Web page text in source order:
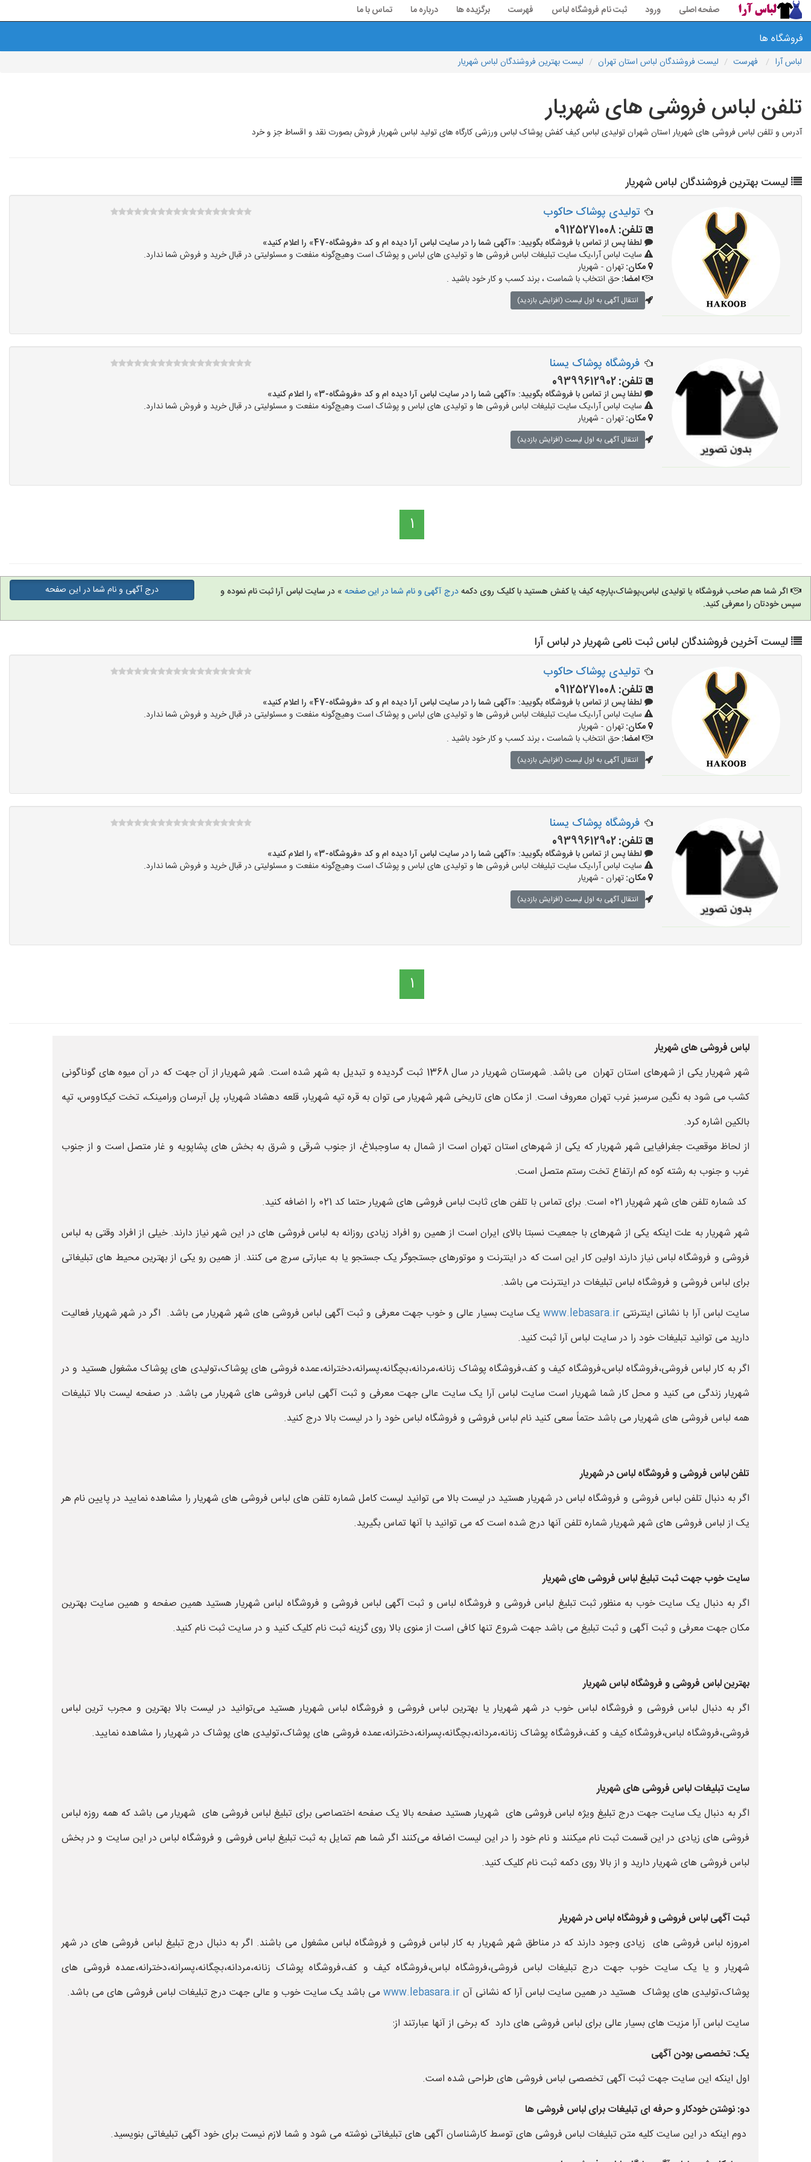
صفحه اصلی ورود ثبت نام فروشگاه لباس فهرست برگزیده ها درباره ما تماس با ما
فروشگاه ها
لباس آرا فهرست لیست فروشندگان لباس استان تهران لیست بهترین فروشندگان لباس شهریار
تلفن لباس فروشی های شهریار
آدرس و تلفن لباس فروشی های شهریار استان شهران تولیدی لباس کیف کفش پوشاک لباس ورزشی کارگاه های تولید لباس شهریار فروش بصورت نقد و اقساط جز و خرد
لیست بهترین فروشندگان لباس شهریار
تولیدی پوشاک حاکوب
تلفن: 09125271008
لطفا پس از تماس با فروشگاه بگویید: «آگهی شما را در سایت لباس آرا دیده ام و کد «فروشگاه-47» را اعلام کنید»
سایت لباس آرا،یک سایت تبلیغات لباس فروشی ها و تولیدی های لباس و پوشاک است وهیچ‌گونه منفعت و مسئولیتی در قبال خرید و فروش شما ندارد.
مکان:تهران - شهریار
امضا:حق انتخاب با شماست ، برند کسب و کار خود باشید .
انتقال آگهی به اول لیست (افزایش بازدید)
فروشگاه پوشاک یسنا
تلفن:09399612902
لطفا پس از تماس با فروشگاه بگویید: «آگهی شما را در سایت لباس آرا دیده ام و کد «فروشگاه-3» را اعلام کنید»
سایت لباس آرا،یک سایت تبلیغات لباس فروشی ها و تولیدی های لباس و پوشاک است وهیچ‌گونه منفعت و مسئولیتی در قبال خرید و فروش شما ندارد.
مکان:تهران - شهریار
انتقال آگهی به اول لیست (افزایش بازدید)
1
اگر شما هم صاحب فروشگاه یا تولیدی لباس،پوشاک،پارچه کیف یا کفش هستید با کلیک روی دکمهدرج آگهی و نام شما در این صفحه » در سایت لباس آرا ثبت نام نموده و
سپس خودتان را معرفی کنید.
درج آگهی و نام شما در این صفحه
لیست آخرین فروشندگان لباس ثبت نامی شهریار در لباس آرا
تولیدی پوشاک حاکوب
تلفن: 09125271008
لطفا پس از تماس با فروشگاه بگویید: «آگهی شما را در سایت لباس آرا دیده ام و کد «فروشگاه-47» را اعلام کنید»
سایت لباس آرا،یک سایت تبلیغات لباس فروشی ها و تولیدی های لباس و پوشاک است وهیچ‌گونه منفعت و مسئولیتی در قبال خرید و فروش شما ندارد.
مکان:تهران - شهریار
امضا:حق انتخاب با شماست ، برند کسب و کار خود باشید .
انتقال آگهی به اول لیست (افزایش بازدید)
فروشگاه پوشاک یسنا
تلفن:09399612902
لطفا پس از تماس با فروشگاه بگویید: «آگهی شما را در سایت لباس آرا دیده ام و کد «فروشگاه-3» را اعلام کنید»
سایت لباس آرا،یک سایت تبلیغات لباس فروشی ها و تولیدی های لباس و پوشاک است وهیچ‌گونه منفعت و مسئولیتی در قبال خرید و فروش شما ندارد.
مکان:تهران - شهریار
انتقال آگهی به اول لیست (افزایش بازدید)
1
لباس فروشی های شهریار
شهر شهریار یکی از شهرهای استان تهران می باشد. شهرستان شهریار در سال 1368 ثبت گردیده و تبدیل به شهر شده است. شهر شهریار از آن جهت که در آن میوه های گوناگونی
کشب می شود به نگین سرسبز غرب تهران معروف است. از مکان های تاریخی شهر شهریار می توان به قره تپه شهریار، قلعه دهشاد شهریار، پل آبرسان ورامینک، تخت کیکاووس، تپه
بالکین اشاره کرد.
از لحاظ موقعیت جغرافیایی شهر شهریار که یکی از شهرهای استان تهران است از شمال به ساوجبلاغ، از جنوب شرقی و شرق به بخش های پشاپویه و غار متصل است و از جنوب
غرب و جنوب به رشته کوه کم ارتفاع تخت رستم متصل است.
کد شماره تلفن های شهر شهریار 021 است. برای تماس با تلفن های ثابت لباس فروشی های شهریار حتما کد 021 را اضافه کنید.
شهر شهریار به علت اینکه یکی از شهرهای با جمعیت نسبتا بالای ایران است از همین رو افراد زیادی روزانه به لباس فروشی های در این شهر نیاز دارند. خیلی از افراد وقتی به لباس
فروشی و فروشگاه لباس نیاز دارند اولین کار این است که در اینترنت و موتورهای جستجوگر یک جستجو یا به عبارتی سرچ می کنند. از همین رو یکی از بهترین محیط های تبلیغاتی
برای لباس فروشی و فروشگاه لباس تبلیغات در اینترنت می باشد.
سایت لباس آرا با نشانی اینترنتی www.lebasara.ir یک سایت بسیار عالی و خوب جهت معرفی و ثبت آگهی لباس فروشی های شهر شهریار می باشد. اگر در شهر شهریار فعالیت
دارید می توانید تبلیغات خود را در سایت لباس آرا ثبت کنید.
اگر به کار لباس فروشی،فروشگاه لباس،فروشگاه کیف و کف،فروشگاه پوشاک زنانه،مردانه،بچگانه،پسرانه،دخترانه،عمده فروشی های پوشاک،تولیدی های پوشاک مشغول هستید و در
شهریار زندگی می کنید و محل کار شما شهریار است سایت لباس آرا یک سایت عالی جهت معرفی و ثبت آگهی لباس فروشی های شهریار می باشد. در صفحه لیست بالا تبلیغات
همه لباس فروشی های شهریار می باشد حتماً سعی کنید نام لباس فروشی و فروشگاه لباس خود را در لیست بالا درج کنید.
تلفن لباس فروشی و فروشگاه لباس در شهریار
اگر به دنبال تلفن لباس فروشی و فروشگاه لباس در شهریار هستید در لیست بالا می توانید لیست کامل شماره تلفن های لباس فروشی های شهریار را مشاهده نمایید در پایین نام هر
یک از لباس فروشی های شهر شهریار شماره تلفن آنها درج شده است که می توانید با آنها تماس بگیرید.
سایت خوب جهت ثبت تبلیغ لباس فروشی های شهریار
اگر به دنبال یک سایت خوب به منظور ثبت تبلیغ لباس فروشی و فروشگاه لباس و ثبت آگهی لباس فروشی و فروشگاه لباس شهریار هستید همین صفحه و همین سایت بهترین
مکان جهت معرفی و ثبت آگهی و ثبت تبلیغ می باشد جهت شروع تنها کافی است از منوی بالا روی گزینه ثبت نام کلیک کنید و در سایت ثبت نام کنید.
بهترین لباس فروشی و فروشگاه لباس شهریار
اگر به دنبال لباس فروشی و فروشگاه لباس خوب در شهر شهریار یا بهترین لباس فروشی و فروشگاه لباس شهریار هستید می‌توانید در لیست بالا بهترین و مجرب ترین لباس
فروشی،فروشگاه لباس،فروشگاه کیف و کف،فروشگاه پوشاک زنانه،مردانه،بچگانه،پسرانه،دخترانه،عمده فروشی های پوشاک،تولیدی های پوشاک در شهریار را مشاهده نمایید.
سایت تبلیغات لباس فروشی های شهریار
اگر به دنبال یک سایت جهت درج تبلیغ ویژه لباس فروشی های شهریار هستید صفحه بالا یک صفحه اختصاصی برای تبلیغ لباس فروشی های شهریار می باشد که همه روزه لباس
فروشی های زیادی در این قسمت ثبت نام میکنند و نام خود را در این لیست اضافه می‌کنند اگر شما هم تمایل به ثبت تبلیغ لباس فروشی و فروشگاه لباس در این سایت و در بخش
لباس فروشی های شهریار دارید و از بالا روی دکمه ثبت نام کلیک کنید.
ثبت آگهی لباس فروشی و فروشگاه لباس در شهریار
امروزه لباس فروشی های زیادی وجود دارند که در مناطق شهر شهریار به کار لباس فروشی و فروشگاه لباس مشغول می باشند. اگر به دنبال درج تبلیغ لباس فروشی های در شهر
شهریار و یا یک سایت خوب جهت درج تبلیغات لباس فروشی،فروشگاه لباس،فروشگاه کیف و کف،فروشگاه پوشاک زنانه،مردانه،بچگانه،پسرانه،دخترانه،عمده فروشی های
پوشاک،تولیدی های پوشاک هستید در همین سایت لباس آرا که نشانی آنwww.lebasara.irمی باشد یک سایت خوب و عالی جهت درج تبلیغات لباس فروشی های می باشد.
سایت لباس آرا مزیت های بسیار عالی برای لباس فروشی های دارد که برخی از آنها عبارتند از:
یک: تخصصی بودن آگهی
اول اینکه این سایت جهت ثبت آگهی تخصصی لباس فروشی های طراحی شده است.
دو: نوشتن خودکار و حرفه ای تبلیغات برای لباس فروشی ها
دوم اینکه در این سایت کلیه متن تبلیغات لباس فروشی های توسط کارشناسان آگهی های تبلیغاتی نوشته می شود و شما لازم نیست برای خود آگهی تبلیغاتی بنویسید.